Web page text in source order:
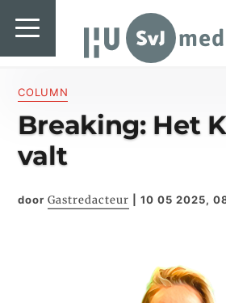
SvJ
COLUMN
Breaking: Het
valt
doorGastredacteur |10 05 2025,
SvJ media
Regionaal
In de praktijk
Introductiefestival